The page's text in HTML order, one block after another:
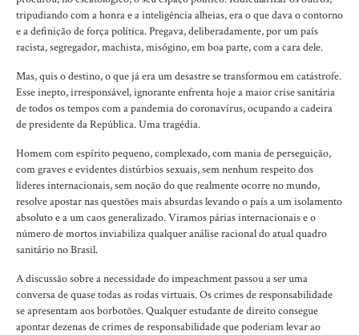
tripudiando com a honra e a inteligência alheias, era o que dava o contorno
e a definição de força política. Pregava, deliberadamente, por um país
racista, segregador, machista, misógino, em boa parte, com a cara dele.
Mas, quis o destino, o que já era um desastre se transformou em catástrofe.
Esse inepto, irresponsável, ignorante enfrenta hoje a maior crise sanitária
de todos os tempos com a pandemia do coronavírus, ocupando a cadeira
de presidente da República. Uma tragédia.
Homem com espírito pequeno, complexado, com mania de perseguição,
com graves e evidentes distúrbios sexuais, sem nenhum respeito dos
líderes internacionais, sem noção do que realmente ocorre no mundo,
resolve apostar nas questões mais absurdas levando o país a um isolamento
absoluto e a um caos generalizado. Viramos párias internacionais e o
número de mortos inviabiliza qualquer análise racional do atual quadro
sanitário no Brasil.
A discussão sobre a necessidade do impeachment passou a ser uma
conversa de quase todas as rodas virtuais. Os crimes de responsabilidade
se apresentam aos borbotões. Qualquer estudante de direito consegue
apontar dezenas de crimes de responsabilidade que poderiam levar ao